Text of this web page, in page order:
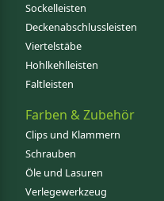
Sockelleisten
Deckenabschlussleisten
Viertelstäbe
Hohlkehlleisten
Faltleisten
Farben & Zubehör
Clips und Klammern
Schrauben
Öle und Lasuren
Verlegewerkzeug